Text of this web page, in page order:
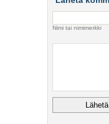
Nimi tai nimimerkki